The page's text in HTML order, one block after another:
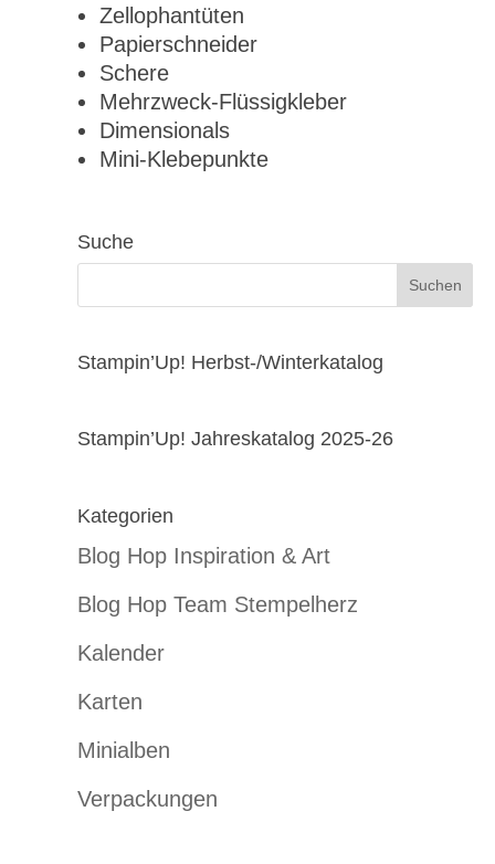
Zellophantüten
Papierschneider
Schere
Mehrzweck-Flüssigkleber
Dimensionals
Mini-Klebepunkte
Suche
Stampin’Up! Herbst-/Winterkatalog
Stampin’Up! Jahreskatalog 2025-26
Kategorien
Blog Hop Inspiration & Art
Blog Hop Team Stempelherz
Kalender
Karten
Minialben
Verpackungen